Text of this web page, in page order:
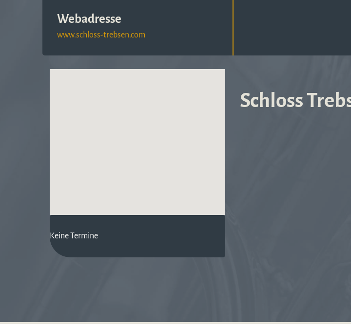
Webadresse
www.schloss-trebsen.com
Schloss
Keine Termine